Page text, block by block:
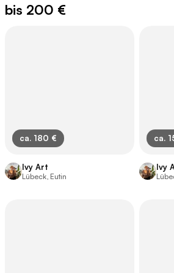
bis 200 €
ca. 180 €
Ivy Art
Lübeck, Eutin
ca.
Ivy